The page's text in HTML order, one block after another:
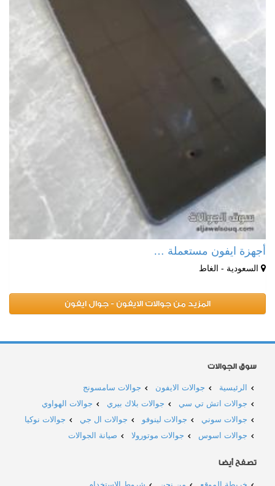
أجهزة ايفون مستعملة …
السعودية - الغاط
المزيد من جوالات الايفون - جوال ايفون
سوق الجوالات
الرئيسية جوالات الايفون
جوالات سامسونج
جوالات اتش تي سي
جوالات بلاك بيري
جوالات الهواوي
جوالات سوني
جوالات لينوفو جوالات ال جي
جوالات نوكيا
جوالات اسوس
جوالات موتورولا صيانة الجوالات
تصفح أيضا